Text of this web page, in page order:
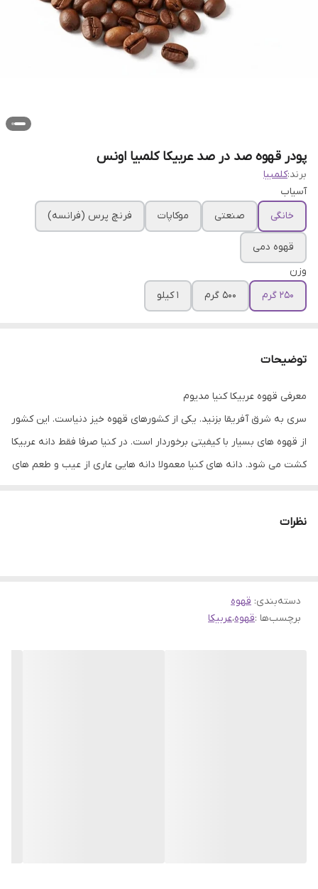
پودر قهوه صد در صد عربیکا کلمبیا اونس
برند:کلمبیا
آسیاب
خانگی
صنعتی موکاپات فرنچ پرس (فرانسه)
قهوه دمی
وزن
250 گرم
500 گرم 1 کیلو
توضیحات
معرفی قهوه عربیکا کنیا مدیوم
سری به شرق آفریقا بزنید. یکی از کشورهای قهوه خیز دنیاست. این کشور
از قهوه های بسیار با کیفیتی برخوردار است. در کنیا صرفا فقط دانه عربیکا
کشت می شود. دانه های کنیا معمولا دانه هایی عاری از عیب و طعم های
دارد و این موضوع باعث هماهنگی بیشتر عطر طعم آن می شود. البته
کند.
ویژگی های حسی ادراکی قهوه کنیا AA
نظرات
دسته‌بندی: قهوه
برچسب‌ها :قهوه،عربیکا